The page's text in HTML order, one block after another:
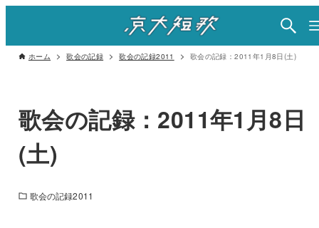
ホーム 歌会の記録 歌会の記録2011 歌会の記録：2011年1月8日(土)
歌会の記録：2011年1月8日
(土)
歌会の記録2011